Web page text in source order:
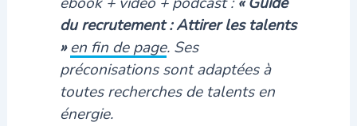
du recrutement : Attirer les talents
» en fin de page. Ses
préconisations sont adaptées à
toutes recherches de talents en
énergie.